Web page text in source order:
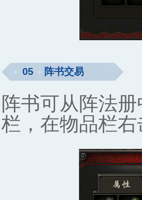
05 阵书交易
阵书可从阵法
栏，在物品栏